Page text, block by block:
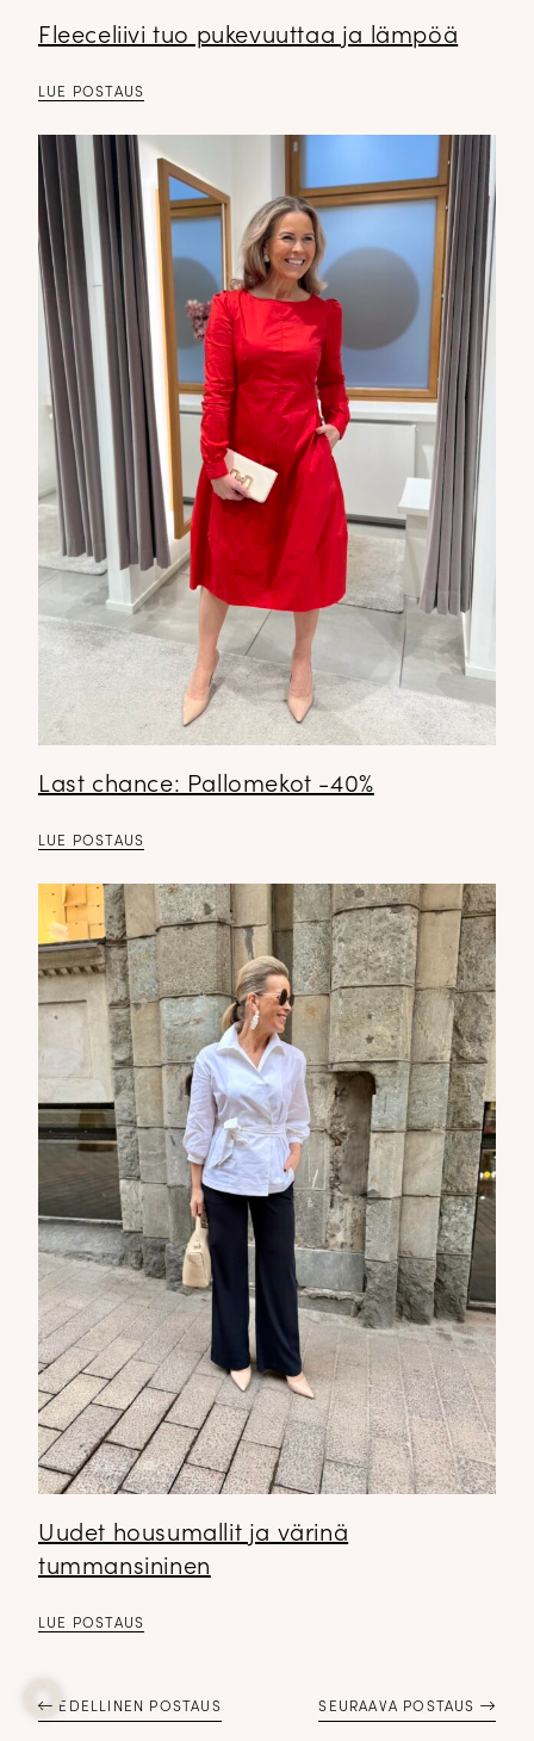
Fleeceliivi tuo pukevuuttaa ja lämpöä
LUE POSTAUS
Last chance: Pallomekot -40%
LUE POSTAUS
Uudet housumallit ja värinä
tummansininen
LUE POSTAUS
EDELLINEN POSTAUS SEURAAVA POSTAUS